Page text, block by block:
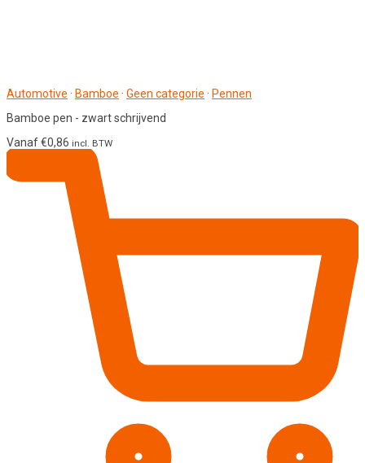
Automotive · Bamboe · Geen categorie · Pennen
Bamboe pen - zwart schrijvend
Vanaf€0,86 incl. BTW